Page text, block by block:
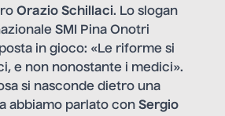
Orazio Schillaci. Lo slogan
SMI Pina Onotri
in gioco: «Le riforme si
e non nonostante i medici».
si nasconde dietro una
abbiamo parlato con Sergio